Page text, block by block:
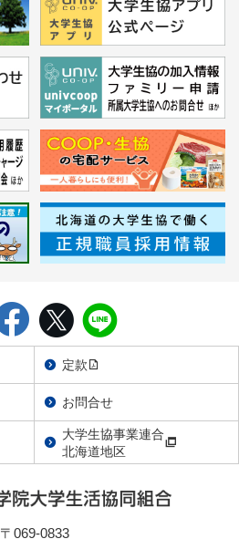
定款
お問合せ
大学生協事業連合
北海道地区
〒069-0833